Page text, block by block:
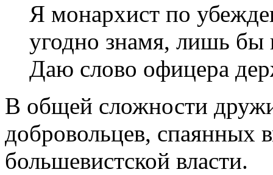
Я монархист по
угодно знамя, лишь бы
Даю слово офицера
В общей сложности
добровольцев, спаянных
большевистской власти.